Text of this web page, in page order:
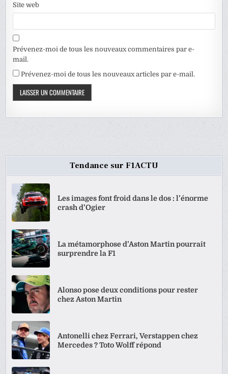
Site web
Prévenez-moi de tous les nouveaux commentaires par e-
mail.
Prévenez-moi de tous les nouveaux articles par e-mail.
Tendance sur F1ACTU
Les images font froid dans le dos : l’énorme
crash d’Ogier
La métamorphose d’Aston Martin pourrait
surprendre la F1
Alonso pose deux conditions pour rester
chez Aston Martin
Antonelli chez Ferrari, Verstappen chez
Mercedes ? Toto Wolff répond